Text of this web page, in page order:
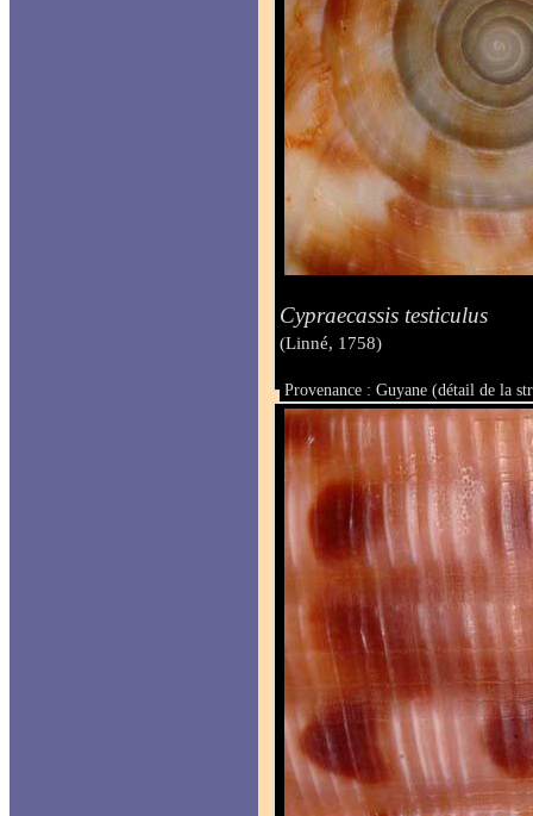
Cypraecassis testiculus
(Linné, 1758)
Provenance : Guyane (détail de la
Taille :